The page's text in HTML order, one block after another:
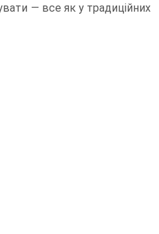
— все як у традиційних